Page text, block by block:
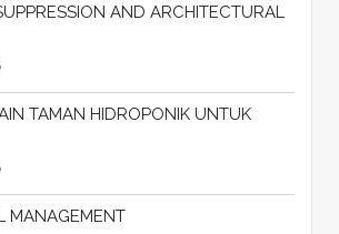
AND ARCHITECTURAL
TAMAN HIDROPONIK UNTUK
MANAGEMENT